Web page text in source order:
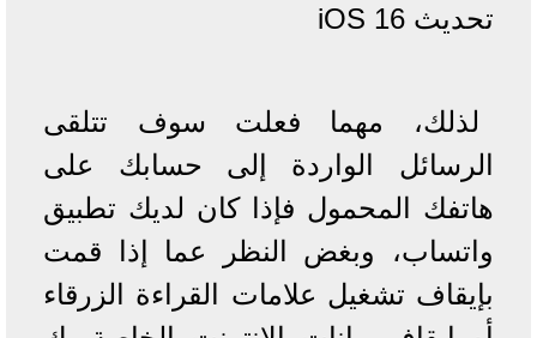
تحديث iOS 16
لذلك، مهما فعلت سوف تتلقى
الرسائل الواردة إلى حسابك على
هاتفك المحمول فإذا كان لديك تطبيق
واتساب، وبغض النظر عما إذا قمت
بإيقاف تشغيل علامات القراءة الزرقاء